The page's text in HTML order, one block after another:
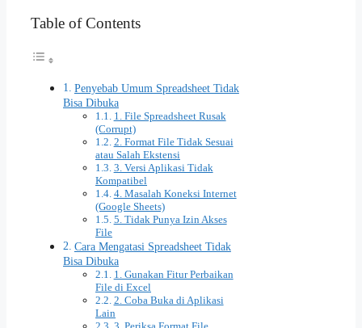
Table of Contents
Penyebab Umum Spreadsheet Tidak
Bisa Dibuka
1. File Spreadsheet Rusak
(Corrupt)
2. Format File Tidak Sesuai
atau Salah Ekstensi
3. Versi Aplikasi Tidak
Kompatibel
4. Masalah Koneksi Internet
(Google Sheets)
5. Tidak Punya Izin Akses
File
Cara Mengatasi Spreadsheet Tidak
Bisa Dibuka
1. Gunakan Fitur Perbaikan
File di Excel
2. Coba Buka di Aplikasi
Lain